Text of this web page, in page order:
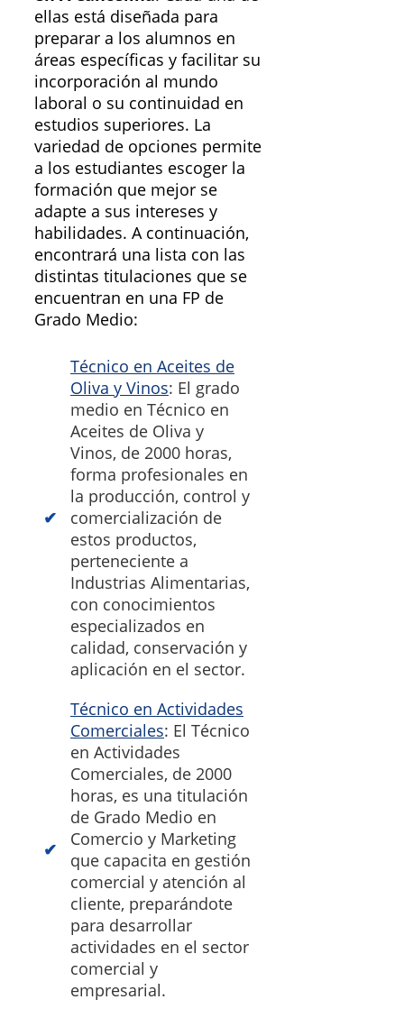
ellas está diseñada para
preparar a los alumnos en
áreas específicas y facilitar su
incorporación al mundo
laboral o su continuidad en
estudios superiores. La
variedad de opciones permite
a los estudiantes escoger la
formación que mejor se
adapte a sus intereses y
habilidades. A continuación,
encontrará una lista con las
distintas titulaciones que se
encuentran en una FP de
Grado Medio:
Técnico en Aceites de
Oliva y Vinos: El grado
medio en Técnico en
Aceites de Oliva y
Vinos, de 2000 horas,
forma profesionales en
la producción, control y
comercialización de
estos productos,
perteneciente a
Industrias Alimentarias,
con conocimientos
especializados en
calidad, conservación y
aplicación en el sector.
Técnico en Actividades
Comerciales: El Técnico
en Actividades
Comerciales, de 2000
horas, es una titulación
de Grado Medio en
Comercio y Marketing
que capacita en gestión
comercial y atención al
cliente, preparándote
para desarrollar
actividades en el sector
comercial y
empresarial.